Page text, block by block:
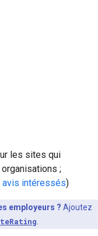
les sites qui
;
intéressés)
employeurs ? Ajoutez